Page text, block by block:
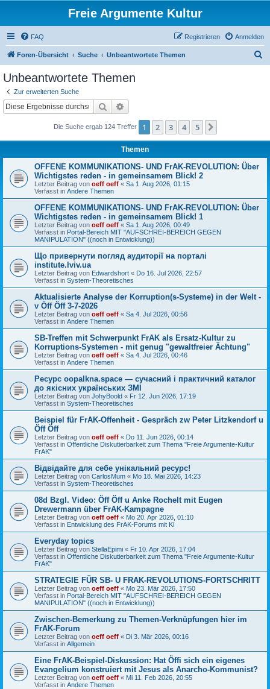
Freie Argumente Kultur
FAQ Anmelden
Registrieren
Foren-Übersicht Suche Unbeantwortete Themen
Unbeantwortete Themen
Zur erweiterten Suche
Suche
Die Suche ergab 124 Treffer 1 2 3 4 5
Themen
OFFENE KOMMUNIKATIONS- UND FrAK-REVOLUTION: Über
Wichtigstes reden - in gemeinsamem Blick! 2
Letzter Beitrag von oeff oeff « Sa 1. Aug 2026, 01:15
Verfasst in Andere Themen
OFFENE KOMMUNIKATIONS- UND FrAK-REVOLUTION: Über
Wichtigstes reden - in gemeinsamem Blick! 1
Letzter Beitrag von oeff oeff « Sa 1. Aug 2026, 00:49
Verfasst in Portal-Bereich MIT "AUFSCHREI-BEREICH GEGEN
MANIPULATION" ((noch in Entwicklung))
Що привернути погляд аудиторії на порталі
institute.lviv.ua
Letzter Beitrag von Edwardshort « Do 16. Jul 2026, 22:57
Verfasst in System-Theoretisches
Aktualisierte Analyse der Korruption(s-Systeme) in der Welt -
v Öff Öff 3-7-2026
Letzter Beitrag von oeff oeff « Sa 4. Jul 2026, 00:56
Verfasst in Andere Themen
SB-Treffen mit Schwerpunkt FrAK als Ersatz-Kultur zu
Korruptions-Systemen - mit genug "gewaltfreier Ächtung"
Letzter Beitrag von oeff oeff « Sa 4. Jul 2026, 00:46
Verfasst in Andere Themen
Ресурс oopalkna.space — сучасний і практичний каталог
до якісних українських ЗМІ
Letzter Beitrag von JohyBoold « Fr 12. Jun 2026, 17:19
Verfasst in System-Theoretisches
Beispiel für FrAK-Offenheit - Gespräch zw Peter Litzkendorf u
Öff Öff
Letzter Beitrag von oeff oeff « Do 11. Jun 2026, 00:14
Verfasst in Öffentliche Diskutierbarkeit zum Thema "Freie Argumente-Kultur
FrAK"
Відвідайте для себе унікальний ресурс!
Letzter Beitrag von CarlosMum « Mo 18. Mai 2026, 14:23
Verfasst in System-Theoretisches
08d Bzgl. Video: Öff Öff u Anke Rochelt mit Eugen
Drewermann über FrAK-Kampagne
Letzter Beitrag von oeff oeff « Mo 20. Apr 2026, 01:10
Verfasst in Entwicklung des FrAK-Forums mit KI
Everyday topics
Letzter Beitrag von StellaEpimi « Fr 10. Apr 2026, 17:04
Verfasst in Öffentliche Diskutierbarkeit zum Thema "Freie Argumente-Kultur
FrAK"
STRATEGIE FÜR SB- U FRAK-REVOLUTIONS-FORTSCHRITT
Letzter Beitrag von oeff oeff « Mo 23. Mär 2026, 17:50
Verfasst in Portal-Bereich MIT "AUFSCHREI-BEREICH GEGEN
MANIPULATION" ((noch in Entwicklung))
Zwischen-Bemerkung zu Themen-Verknüpfungen hier im
FrAK-Forum
Letzter Beitrag von oeff oeff « Di 3. Mär 2026, 00:16
Verfasst in Allgemein
Eine FrAK-Beispiel-Diskussion: Hat Öffi sich ein eigenes
Evangelium konstruiert mit Jesus als Anarcho-Kommunist?
Letzter Beitrag von oeff oeff « Mi 11. Feb 2026, 20:55
Verfasst in Andere Themen